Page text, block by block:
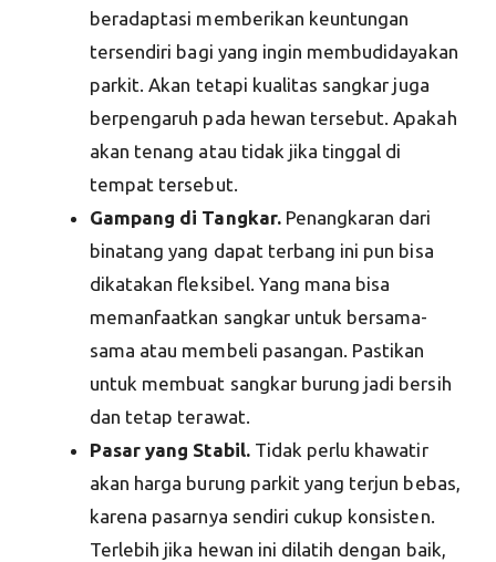
beradaptasi memberikan keuntungan
tersendiri bagi yang ingin membudidayakan
parkit. Akan tetapi kualitas sangkar juga
berpengaruh pada hewan tersebut. Apakah
akan tenang atau tidak jika tinggal di
tempat tersebut.
Gampang di Tangkar. Penangkaran dari
binatang yang dapat terbang ini pun bisa
dikatakan fleksibel. Yang mana bisa
memanfaatkan sangkar untuk bersama-
sama atau membeli pasangan. Pastikan
untuk membuat sangkar burung jadi bersih
dan tetap terawat.
Pasar yang Stabil. Tidak perlu khawatir
akan harga burung parkit yang terjun bebas,
karena pasarnya sendiri cukup konsisten.
Terlebih jika hewan ini dilatih dengan baik,